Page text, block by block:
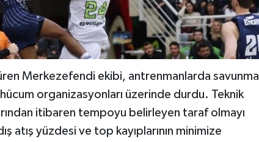
Merkezefendi ekibi, antrenmanlarda savunma
organizasyonları üzerinde durdu. Teknik
itibaren tempoyu belirleyen taraf olmayı
atış yüzdesi ve top kayıplarının minimize